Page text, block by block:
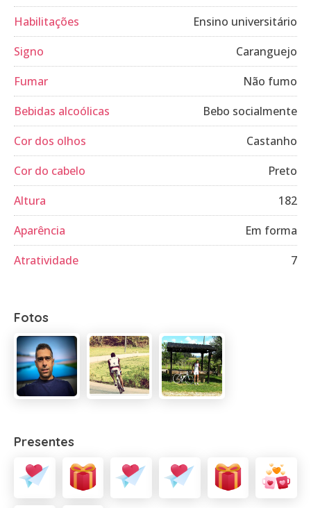
Habilitações
Ensino universitário
Signo
Caranguejo
Fumar
Não fumo
Bebidas alcoólicas
Bebo socialmente
Cor dos olhos
Castanho
Cor do cabelo
Preto
Altura
182
Aparência
Em forma
Atratividade
7
Fotos
Presentes